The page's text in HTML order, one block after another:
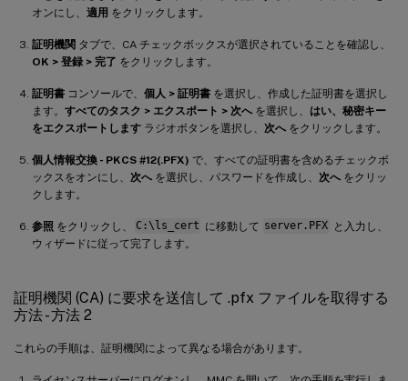
オンにし、 適用 をクリックします。
証明機関 タブで、CA チェックボックスが選択されていることを確認し、
OK > 登録 > 完了 をクリックします。
証明書 コンソールで、 個人 > 証明書 を選択し、作成した証明書を選択し
ます。 すべてのタスク > エクスポート > 次へ を選択し、 はい、秘密キー
をエクスポートします ラジオボタンを選択し、 次へ をクリックします。
個人情報交換 - PKCS #12(.PFX) で、すべての証明書を含めるチェックボ
ックスをオンにし、 次へ を選択し、パスワードを作成し、 次へ をクリッ
クします。
参照 をクリックし、 C:\ls_cert に移動して server.PFX と入力し、
ウィザードに従って完了します。
証明機関 (CA) に要求を送信して .pfx ファイルを取得する
方法 - 方法 2
これらの手順は、証明機関によって異なる場合があります。